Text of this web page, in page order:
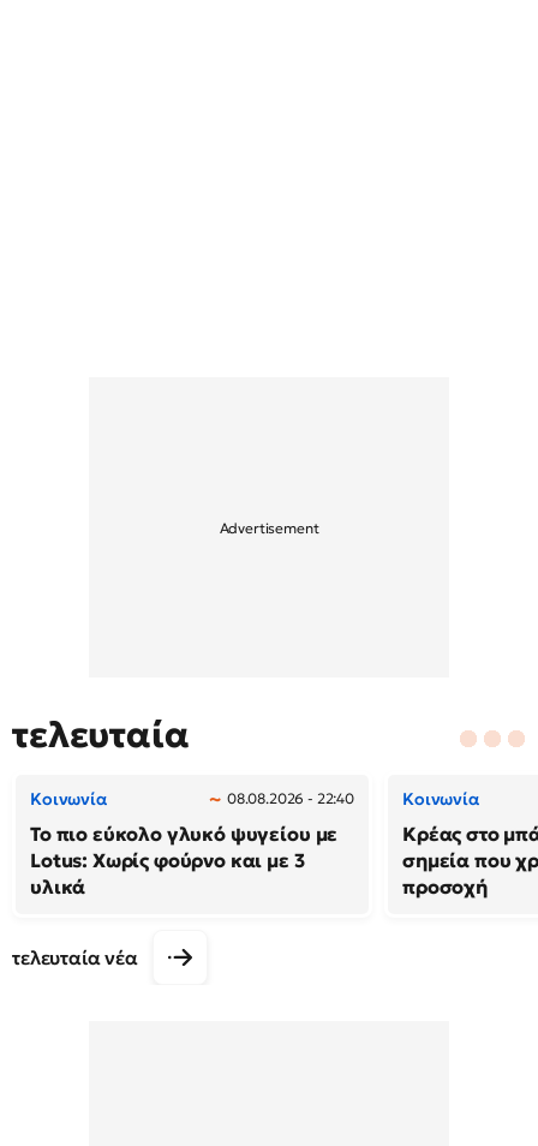
τελευταία
Κοινωνία 08.08.2026 - 22:40
Το πιο εύκολο γλυκό ψυγείου με
Lotus: Χωρίς φούρνο και με 3
υλικά
Κοινωνία
Κρέας στο
σημεία που
προσοχή
τελευταία νέα